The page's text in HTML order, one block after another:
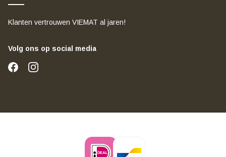
Klanten vertrouwen VIEMAT al jaren!
Volg ons op social media